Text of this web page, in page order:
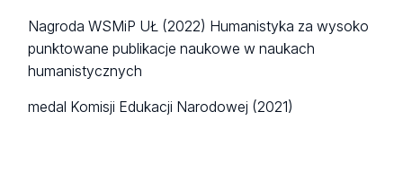
Nagroda WSMiP UŁ (2022) Humanistyka za wysoko
punktowane publikacje naukowe w naukach
humanistycznych
medal Komisji Edukacji Narodowej (2021)